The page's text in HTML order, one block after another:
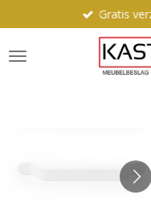
direct
naar
de
Gratis